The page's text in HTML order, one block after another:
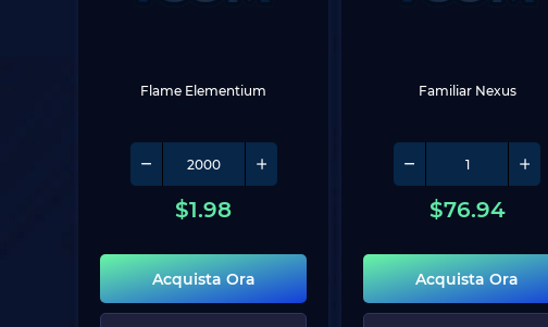
Flame Elementium
$1.98
Acquista Ora
Familiar Nexus
$76.94
Acquista Ora